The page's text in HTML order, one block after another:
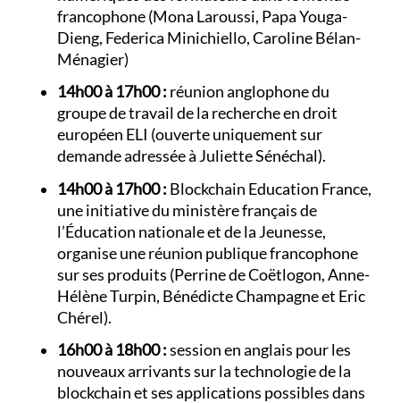
francophone (Mona Laroussi, Papa Youga-
Dieng, Federica Minichiello, Caroline Bélan-
Ménagier)
14h00 à 17h00 : réunion anglophone du
groupe de travail de la recherche en droit
européen ELI (ouverte uniquement sur
demande adressée à Juliette Sénéchal).
14h00 à 17h00 : Blockchain Education France,
une initiative du ministère français de
l’Éducation nationale et de la Jeunesse,
organise une réunion publique francophone
sur ses produits (Perrine de Coëtlogon, Anne-
Hélène Turpin, Bénédicte Champagne et Eric
Chérel).
16h00 à 18h00 :session en anglais pour les
nouveaux arrivants sur la technologie de la
blockchain et ses applications possibles dans